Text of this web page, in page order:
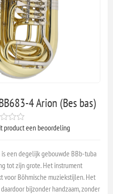
4 Arion (Bes bas)
product een beoordeling
is een degelijk gebouwde BBb-tuba
tot zijn grote. Het instrument
voor Böhmische muziekstijlen. Het
bijzonder handzaam, zonder